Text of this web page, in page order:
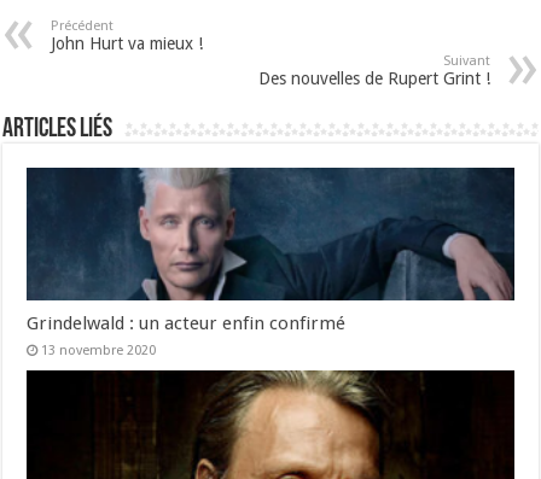
Précédent
John Hurt va mieux !
Suivant
Des nouvelles de Rupert Grint !
Articles liés
Grindelwald : un acteur enfin confirmé
13 novembre 2020